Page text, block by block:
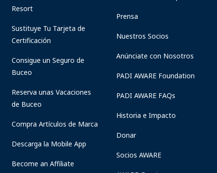
Resort
Sustituye Tu Tarjeta de
Certificación
Consigue un Seguro de
Buceo
Reserva unas Vacaciones
de Buceo
Compra Artículos de Marca
Descarga la Mobile App
Become an Affiliate
Prensa
Nuestros Socios
Anúnciate con Nosotros
PADI AWARE Foundation
PADI AWARE FAQs
Historia e Impacto
Donar
Socios AWARE